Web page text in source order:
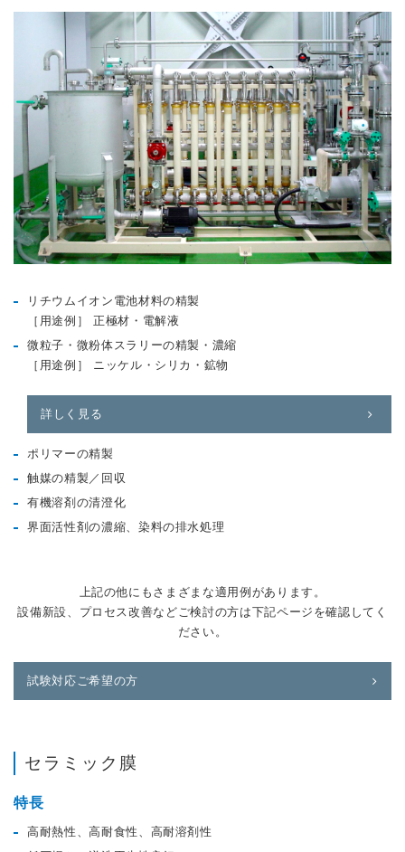
リチウムイオン電池材料の精製
［⽤途例］ 正極材・電解液
微粒⼦・微粉体スラリーの精製・濃縮
［⽤途例］ ニッケル・シリカ・鉱物
詳しく見る
ポリマーの精製
触媒の精製／回収
有機溶剤の清澄化
界面活性剤の濃縮、染料の排水処理
上記の他にもさまざまな適用例があります。
設備新設、プロセス改善などご検討の方は下記ページを確認してく
ださい。
試験対応ご希望の方
セラミック膜
特長
高耐熱性、高耐食性、高耐溶剤性